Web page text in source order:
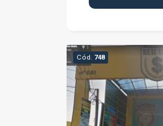
distribuído 01
estratégica,
bancos, serviços
garantindo fluxo
e fácil acesso para
oportunidade para
ponto comercial
Cód. 748